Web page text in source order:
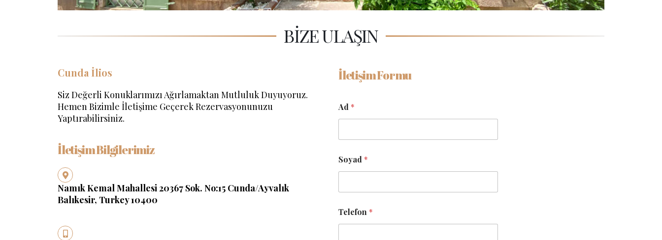
BİZE ULAŞIN
Cunda İlios
Siz Değerli Konuklarımızı Ağırlamaktan Mutluluk Duyuyoruz.
Hemen Bizimle İletişime Geçerek Rezervasyonunuzu
Yaptırabilirsiniz.
İletişim Bilgilerimiz
Namık Kemal Mahallesi 20367 Sok. No:15 Cunda/Ayvalık
Balıkesir, Turkey 10400
İletişim Formu
Ad *
Soyad *
Telefon *